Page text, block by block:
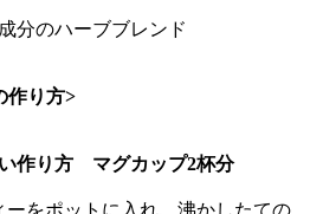
分のハーブブレンド
作り方>
作り方 マグカップ2杯分